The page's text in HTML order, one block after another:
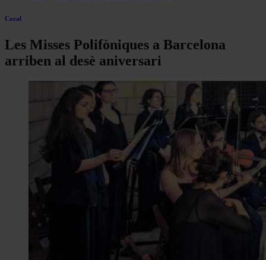
Coral
Les Misses Polifòniques a Barcelona
arriben al desè aniversari